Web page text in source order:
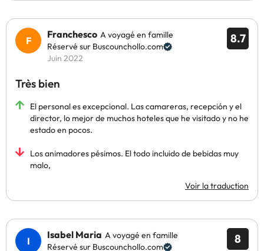
8.7
Franchesco A voyagé en famille
Réservé sur Buscounchollo.com
Juin 2022
Très bien
El personal es excepcional. Las camareras, recepción y el
director, lo mejor de muchos hoteles que he visitado y no he
estado en pocos.
Los animadores pésimos. El todo incluido de bebidas muy
malo,
Voir la traduction
8
Isabel Maria A voyagé en famille
Réservé sur Buscounchollo.com